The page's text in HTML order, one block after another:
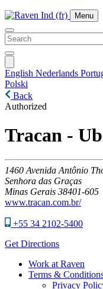
Menu
English Nederlands
Polski
Back
Authorized
Tracan -
1460 Avenida Antônio
Senhora das Graças
Minas Gerais 38401-605
www.tracan.com.br/
+55 34 2102-5400
Get Directions
Work at Raven
Terms &
Privacy